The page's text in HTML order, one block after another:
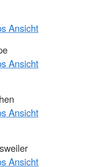
Ansicht
Ansicht
Ansicht
Ansicht